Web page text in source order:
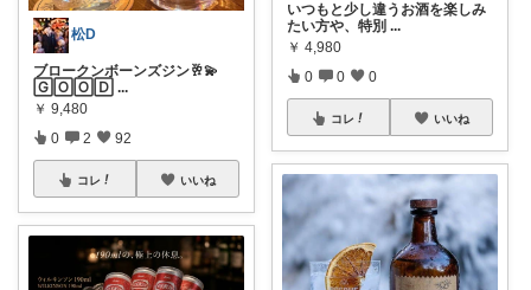
松D
ブロークンボーンズジン🥂💫
🄶🄾🄾🄳 ...
￥ 9,480
0 2 92
コレ いいね
いつもと少し違うお酒を楽しみ
たい方や、特別 ...
￥ 4,980
0 0 0
コレ いいね